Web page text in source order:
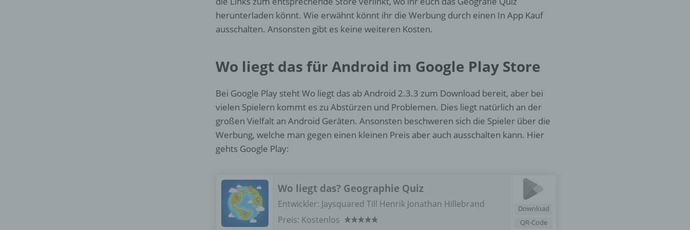
herunterladen könnt. Wie erwähnt könnt ihr die Werbung durch einen In App Kauf
ausschalten. Ansonsten gibt es keine weiteren Kosten.
Wo liegt das für Android im Google Play Store
Bei Google Play steht Wo liegt das ab Android 2.3.3 zum Download bereit, aber bei
vielen Spielern kommt es zu Abstürzen und Problemen. Dies liegt natürlich an der
großen Vielfalt an Android Geräten. Ansonsten beschweren sich die Spieler über die
Werbung, welche man gegen einen kleinen Preis aber auch ausschalten kann. Hier
gehts Google Play:
Download
QR-Code
Wo liegt das? Geographie Quiz
Entwickler: Jaysquared Till Henrik Jonathan Hillebrand
Preis: Kostenlos
Einschränkung der Verarbeitung ist die Markierung gespeicherter
personenbezogener Daten mit dem Ziel, ihre künftige Verarbeitung
Profiling ist jede Art der automatisierten Verarbeitung
personenbezogener Daten, die darin besteht, dass diese
persönliche Aspekte, die sich auf eine natürliche Person beziehen,
zu bewerten, insbesondere, um Aspekte bezüglich Arbeitsleistung,
natürlichen Person zu analysieren oder vorherzusagen.
f) Pseudonymisierung